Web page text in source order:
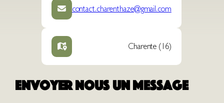
contact.charenthaze@gmail.com
Charente (16)
Envoyer nous un message